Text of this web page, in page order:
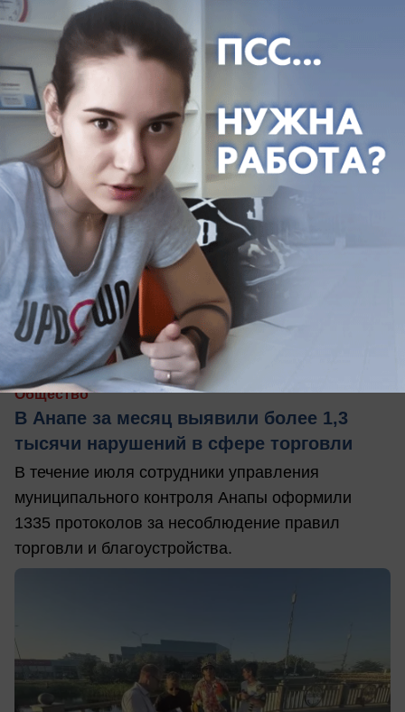
статьям.
вчера в 14:00
Общество
В Анапе за месяц выявили более 1,3
тысячи нарушений в сфере торговли
В течение июля сотрудники управления
муниципального контроля Анапы оформили
1335 протоколов за несоблюдение правил
торговли и благоустройства.